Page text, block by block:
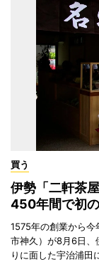
買う
伊勢「二軒茶
450年間で初
1575年の創業から
市神久）が8月6日、
りに面した宇治浦田